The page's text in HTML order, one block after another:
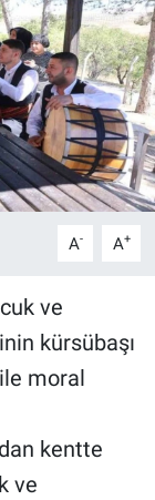
A- A+
ve
kürsübaşı
moral
kentte
ve